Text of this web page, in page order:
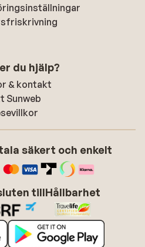
du hjälp?
& kontakt
Sunweb
säkert och enkelt
tillHållbarhet